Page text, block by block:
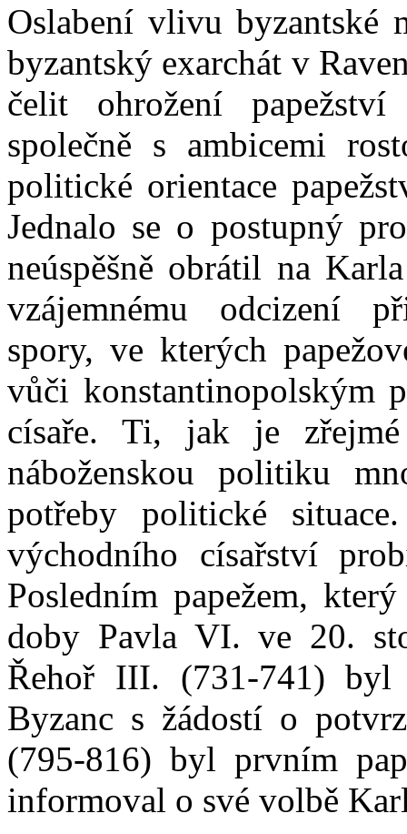
Oslabení vlivu
byzantský exarchát v
čelit ohrožení
společně s ambicemi
politické orientace
Jednalo se o postupný
neúspěšně obrátil na
vzájemnému odcizení
spory, ve kterých
vůči konstantinopolským
císaře. Ti, jak je
náboženskou politiku
potřeby politické
východního císařství
Posledním papežem,
doby Pavla VI. ve 20.
Řehoř III. (731-741) byl
Byzanc s žádostí o
(795-816) byl prvním
informoval o své volbě